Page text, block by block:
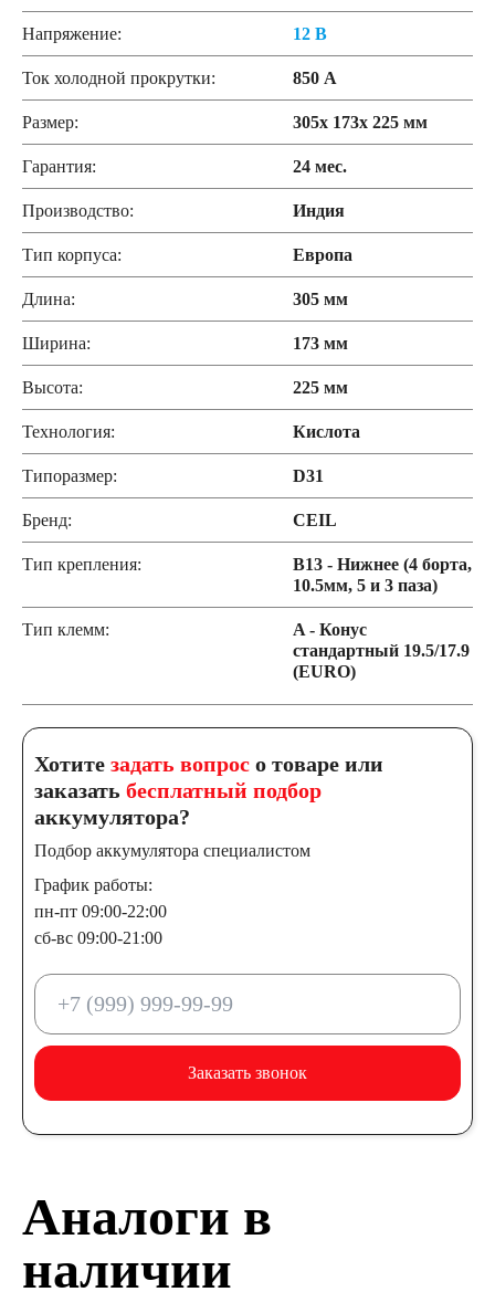
Напряжение: 12 В
Ток холодной прокрутки: 850 А
Размер: 305x 173x 225 мм
Гарантия: 24 мес.
Производство: Индия
Тип корпуса: Европа
Длина: 305 мм
Ширина: 173 мм
Высота: 225 мм
Технология: Кислота
Типоразмер: D31
Бренд: CEIL
Тип крепления:
B13 - Нижнее (4 борта,
10.5мм, 5 и 3 паза)
Тип клемм:
A - Конус
стандартный 19.5/17.9
(EURO)
Хотите задать вопрос о товаре или
заказать бесплатный подбор
аккумулятора?
Подбор аккумулятора специалистом
График работы:
пн-пт 09:00-22:00
сб-вс 09:00-21:00
Заказать звонок
Аналоги в
наличии